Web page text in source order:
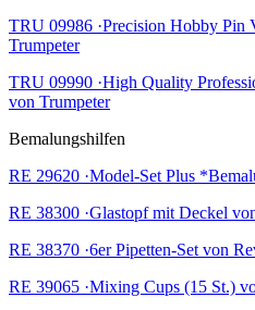
TRU 09986 ·Precision Hobby Pin
Trumpeter
TRU 09990 ·High Quality
von Trumpeter
Bemalungshilfen
RE 29620 ·Model-Set Plus
RE 38300 ·Glastopf mit Deckel
RE 38370 ·6er Pipetten-Set von
RE 39065 ·Mixing Cups (15 St.)